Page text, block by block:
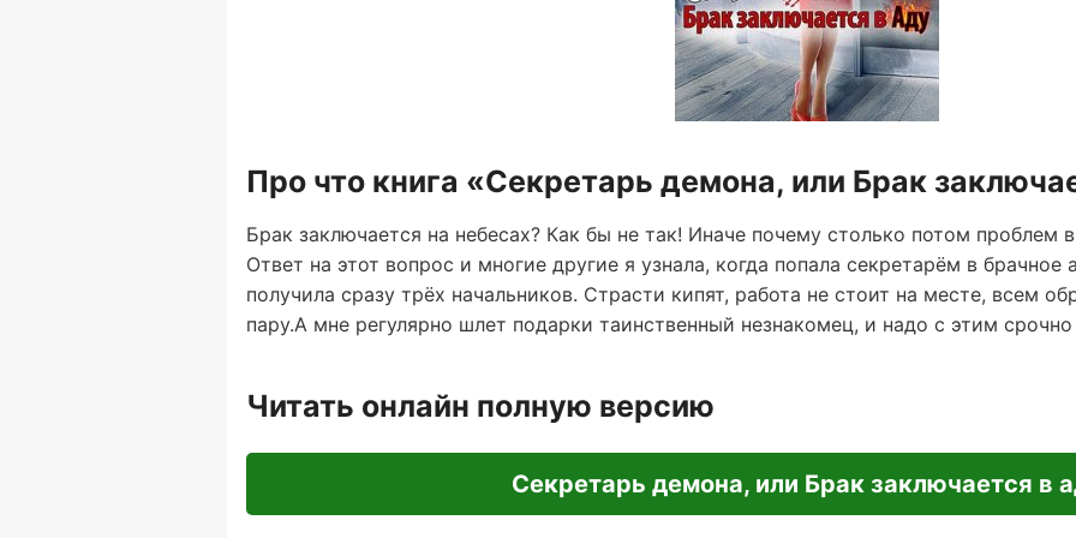
Про что книга «Секретарь демона, или Брак
Брак заключается на небесах? Как бы не так! Иначе почему столько потом проблем
Ответ на этот вопрос и многие другие я узнала, когда попала секретарём в брачное
получила сразу трёх начальников. Страсти кипят, работа не стоит на месте, всем
пару.А мне регулярно шлет подарки таинственный незнакомец, и надо с этим срочно
Читать онлайн полную версию
Секретарь демона, или Брак заключается в